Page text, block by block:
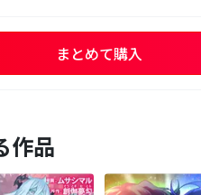
まとめて購入
作品